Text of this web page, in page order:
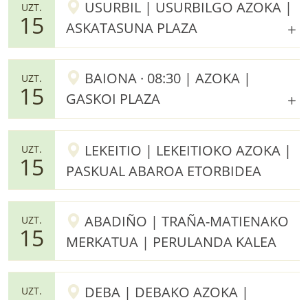
UZT.
15
USURBIL | USURBILGO AZOKA |
ASKATASUNA PLAZA
UZT.
15
BAIONA · 08:30 | AZOKA |
GASKOI PLAZA
UZT.
15
LEKEITIO | LEKEITIOKO AZOKA |
PASKUAL ABAROA ETORBIDEA
UZT.
15
ABADIÑO | TRAÑA-MATIENAKO
MERKATUA | PERULANDA KALEA
UZT.
DEBA | DEBAKO AZOKA |